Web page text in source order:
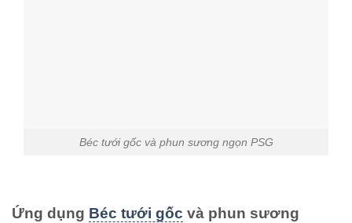
Béc tưới gốc và phun sương ngọn PSG
Ứng dụng Béc tưới gốc và phun sương